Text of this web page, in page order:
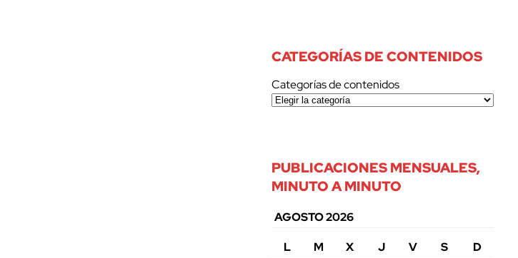
CATEGORÍAS DE CONTENIDOS
Categorías de contenidos
PUBLICACIONES MENSUALES,
MINUTO A MINUTO
AGOSTO 2026
L
M X J V S
D